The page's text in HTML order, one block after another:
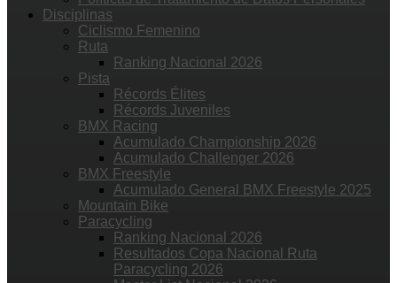
Disciplinas
Ciclismo Femenino
Ruta
Ranking Nacional 2026
Pista
Récords Élites
Récords Juveniles
BMX Racing
Acumulado Championship 2026
Acumulado Challenger 2026
BMX Freestyle
Acumulado General BMX Freestyle 2025
Mountain Bike
Paracycling
Ranking Nacional 2026
Resultados Copa Nacional Ruta
Paracycling 2026